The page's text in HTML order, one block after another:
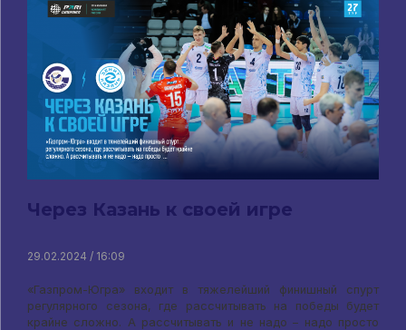
Через Казань к своей игре
29.02.2024 / 16:09
«Газпром-Югра» входит в тяжелейший финишный спурт
регулярного сезона, где рассчитывать на победы будет
крайне сложно. А рассчитывать и не надо – надо просто